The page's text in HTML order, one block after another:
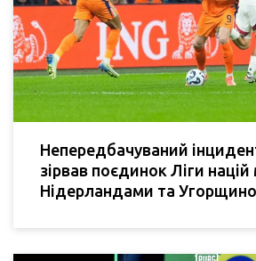
Непередбачуваний
зірвав поєдинок Ліги націй
Нідерландами та